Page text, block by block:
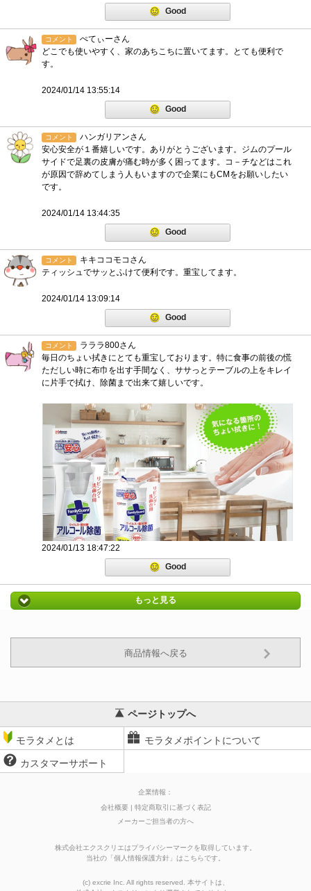
Good
コメント
ぺてぃーさん
どこでも使いやすく、家のあちこちに置いてます。とても便利で
す。
2024/01/14 13:55:14
Good
コメント
ハンガリアンさん
安心安全が１番嬉しいです。ありがとうございます。ジムのプール
サイドで足裏の皮膚が痛む時が多く困ってます。コ－チなどはこれ
が原因で辞めてしまう人もいますので企業にもCMをお願いしたい
です。
2024/01/14 13:44:35
Good
コメント
キキココモコさん
ティッシュでサッとふけて便利です。重宝してます。
2024/01/14 13:09:14
Good
コメント
ラララ800さん
毎日のちょい拭きにとても重宝しております。特に食事の前後の慌
ただしい時に布巾を出す手間なく、ササっとテーブルの上をキレイ
に片手で拭け、除菌まで出来て嬉しいです。
2024/01/13 18:47:22
Good
もっと見る
商品情報へ戻る
ページトップへ
モラタメとは モラタメポイントについて
カスタマーサポート
企業情報：
会社概要
特定商取引に基づく表記
メーカーご担当者の方へ
株式会社エクスクリエはプライバシーマークを取得しています。
当社の 「個人情報保護方針 」はこちらです。
(c) excrie Inc. All rights reserved. 本サイトは、